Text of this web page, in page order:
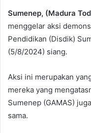
Sumenep, (Madura
menggelar aksi
Pendidikan (Disdik)
(5/8/2024) siang.
Aksi ini merupakan
mereka yang
Sumenep (GAMAS)
sama.